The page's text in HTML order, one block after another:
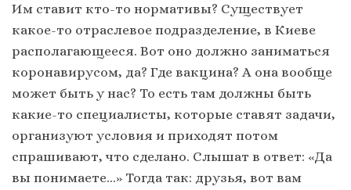
Им ставит кто-то нормативы? Существует
какое-то отраслевое подразделение, в Киеве
располагающееся. Вот оно должно заниматься
коронавирусом, да? Где вакцина? А она вообще
может быть у нас? То есть там должны быть
какие-то специалисты, которые ставят задачи,
организуют условия и приходят потом
спрашивают, что сделано. Слышат в ответ: «Да
вы понимаете…» Тогда так: друзья, вот вам